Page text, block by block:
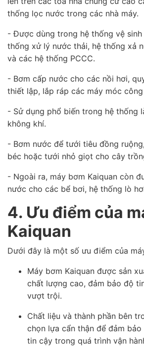
thống lọc nước trong các nhà máy.
- Được dùng trong hệ thống vệ sinh
thống xử lý nước thải, hệ thống xả
và các hệ thống PCCC.
- Bơm cấp nước cho các nồi hơi,
thiết lập, lắp ráp các máy móc công
- Sử dụng phổ biến trong hệ thống
không khí.
- Bơm nước để tưới tiêu đồng
béc hoặc tưới nhỏ giọt cho cây
- Ngoài ra, máy bơm Kaiquan còn
nước cho các bể bơi, hệ thống lò
4. Ưu điểm của
Kaiquan
Dưới đây là một số ưu điểm của
Máy bơm Kaiquan được sản
chất lượng cao, đảm bảo độ
vượt trội.
Chất liệu và thành phần bên
chọn lựa cẩn thận để đảm
tin cậy trong quá trình vận